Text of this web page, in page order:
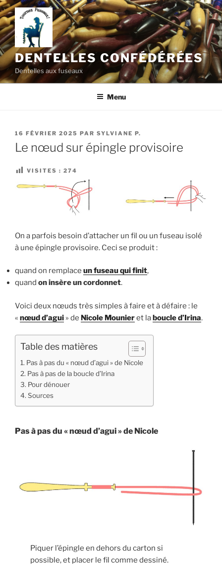
Aller
au
contenu
principal
DENTELLES CONFÉDÉRÉES
Dentelles aux fuseaux
Menu
PUBLIÉ
LE
16 FÉVRIER 2025 PAR SYLVIANE P.
Le nœud sur épingle provisoire
VISITES : 274
On a parfois besoin d’attacher un fil ou un fuseau isolé
à une épingle provisoire. Ceci se produit :
quand on remplace un fuseau qui finit,
quand on insèreun cordonnet.
Voici deux nœuds très simples à faire et à défaire : le
« nœud d’agui » de Nicole Mounieret laboucle d’Irina.
Table des matières
Pas à pas du « nœud d’agui » de Nicole
Pas à pas de la boucle d’Irina
Pour dénouer
Sources
Pas à pas du « nœud d’agui » de Nicole
Piquer l’épingle en dehors du carton si
possible, et placer le fil comme dessiné.